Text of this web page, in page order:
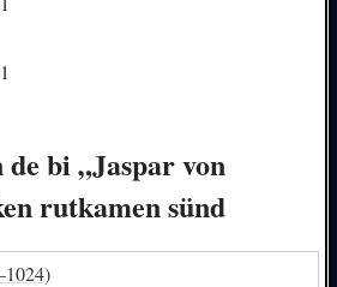
bi „Jaspar von
rutkamen sünd